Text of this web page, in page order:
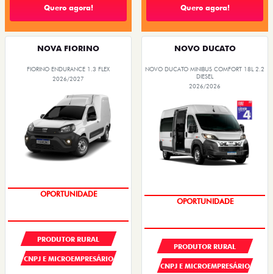
Quero agora! Quero agora!
NOVA FIORINO
FIORINO ENDURANCE 1.3 FLEX
2026/2027
OPORTUNIDADE
PRODUTOR RURAL
CNPJ E MICROEMPRESÁRIO
NOVO DUCATO
NOVO DUCATO MINIBUS COMFORT 18L 2.2
DIESEL
2026/2026
OPORTUNIDADE
PRODUTOR RURAL
CNPJ E MICROEMPRESÁRIO